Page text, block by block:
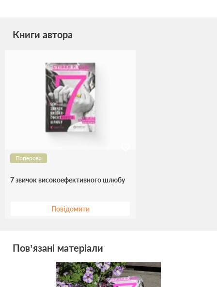
Книги автора
Паперова
7 звичок високоефективного шлюбу
Повідомити
Пов’язані матеріали